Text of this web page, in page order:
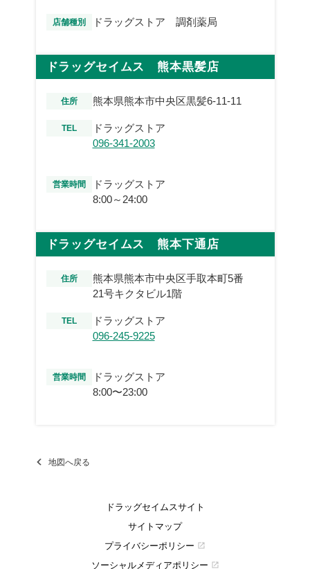
店舗種別 ドラッグストア 調剤薬局
ドラッグセイムス 熊本黒髪店
住所 熊本県熊本市中央区黒髪6-11-11
TEL
ドラッグストア
096-341-2003
営業時間
ドラッグストア
8:00～24:00
ドラッグセイムス 熊本下通店
住所
熊本県熊本市中央区手取本町5番
21号キクタビル1階
TEL
ドラッグストア
096-245-9225
営業時間
ドラッグストア
8:00〜23:00
地図へ戻る
ドラッグセイムスサイト
サイトマップ
プライバシーポリシー
open_in_new
ソーシャルメディアポリシー open_in_new